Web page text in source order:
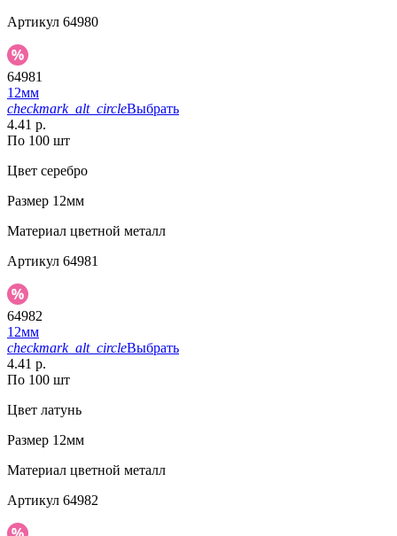
Артикул 64980
64981
12мм
checkmark_alt_circleВыбрать
4.41 р.
По 100 шт
Цвет серебро
Размер 12мм
Материал цветной металл
Артикул 64981
64982
12мм
checkmark_alt_circleВыбрать
4.41 р.
По 100 шт
Цвет латунь
Размер 12мм
Материал цветной металл
Артикул 64982